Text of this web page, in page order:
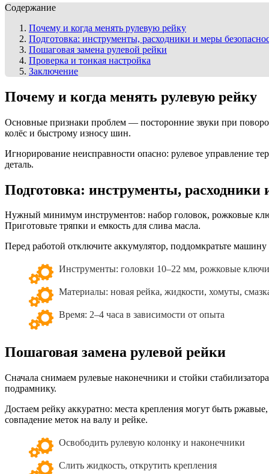
Содержание
Почему и когда менять рулевую рейку
Подготовка: инструменты, расходники и меры
Пошаговая замена рулевой рейки
Проверка и тонкая настройка
Заключение
Почему и когда менять рулевую рейку
Основные признаки проблем — посторонние звуки при
колёс и быстрому износу шин.
Игнорирование неисправности опасно: рулевое управление
деталь.
Подготовка: инструменты, расходники
Нужный минимум инструментов: набор головок, рожковые
Приготовьте тряпки и емкость для слива масла.
Перед работой отключите аккумулятор, поддомкратьте
Инструменты: головки 10–22 мм, рожковые
Материалы: новая рейка, жидкости, хомуты,
Время: 2–4 часа в зависимости от опыта
Пошаговая замена рулевой рейки
Сначала снимаем рулевые наконечники и стойки
подрамнику.
Достаем рейку аккуратно: места крепления могут быть
совпадение меток на валу и рейке.
Освободить рулевую колонку и наконечники
Слить жидкость, открутить крепления